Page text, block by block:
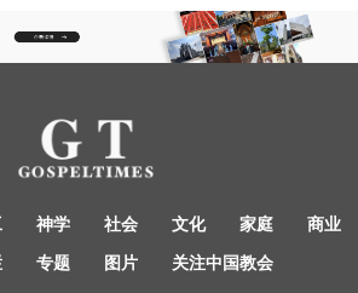
神学 社会 文化 家庭 商业
专题 图片 关注中国教会